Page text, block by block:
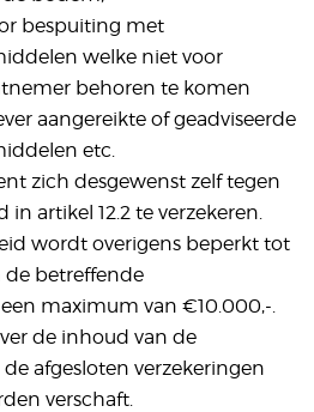
bespuiting met
welke niet voor
behoren te komen
aangereikte of geadviseerde
etc.
zich desgewenst zelf tegen
artikel 12.2 te verzekeren.
wordt overigens beperkt tot
de betreffende
maximum van €10.000,-.
de inhoud van de
afgesloten verzekeringen
verschaft.